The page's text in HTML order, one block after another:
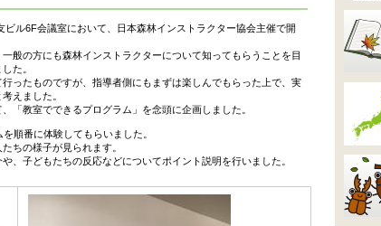
ル6F会議室において、日本森林インストラクター協会主催で開
般の方にも森林インストラクターについて知ってもらうことを目
た。
ったものですが、指導者側にもまずは楽しんでもらった上で、実
えました。
「教室でできるプログラム」を念頭に企画しました。
順番に体験してもらいました。
ちの様子が見られます。
、子どもたちの反応などについてポイント説明を行いました。